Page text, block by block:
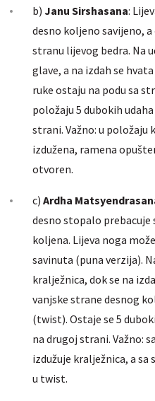
b) Janu Sirshasana:
desno koljeno savijeno,
stranu lijevog bedra. Na
glave, a na izdah se
ruke ostaju na podu sa
položaju 5 dubokih
strani. Važno: u
izdužena, ramena
otvoren.
c) Ardha
desno stopalo prebacuje
koljena. Lijeva noga
savinuta (puna verzija).
kralježnica, dok se na
vanjske strane desnog
(twist). Ostaje se 5
na drugoj strani. Važno:
izdužuje kralježnica, a
u twist.